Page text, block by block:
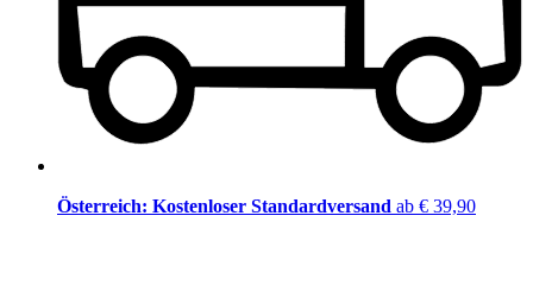
Österreich: Kostenloser Standardversand ab € 39,90